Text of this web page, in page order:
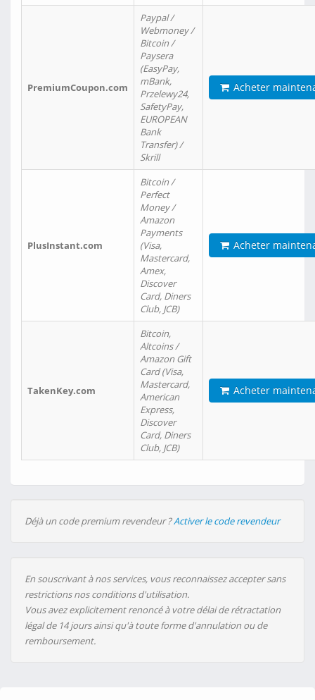
PremiumCoupon.com
Paypal /
Webmoney /
Bitcoin /
Paysera
(EasyPay,
mBank,
Przelewy24,
SafetyPay,
EUROPEAN
Bank
Transfer) /
Skrill
Acheter
PlusInstant.com
Bitcoin /
Perfect
Money /
Amazon
Payments
(Visa,
Mastercard,
Amex,
Discover
Card, Diners
Club, JCB)
Acheter
TakenKey.com
Bitcoin,
Altcoins /
Amazon Gift
Card (Visa,
Mastercard,
American
Express,
Discover
Card, Diners
Club, JCB)
Acheter
Déjà un code premium revendeur ?Activer le code revendeur
En souscrivant à nos services, vous reconnaissez accepter sans
restrictions nos conditions d'utilisation.
Vous avez explicitement renoncé à votre délai de rétractation
légal de 14 jours ainsi qu'à toute forme d'annulation ou de
remboursement.